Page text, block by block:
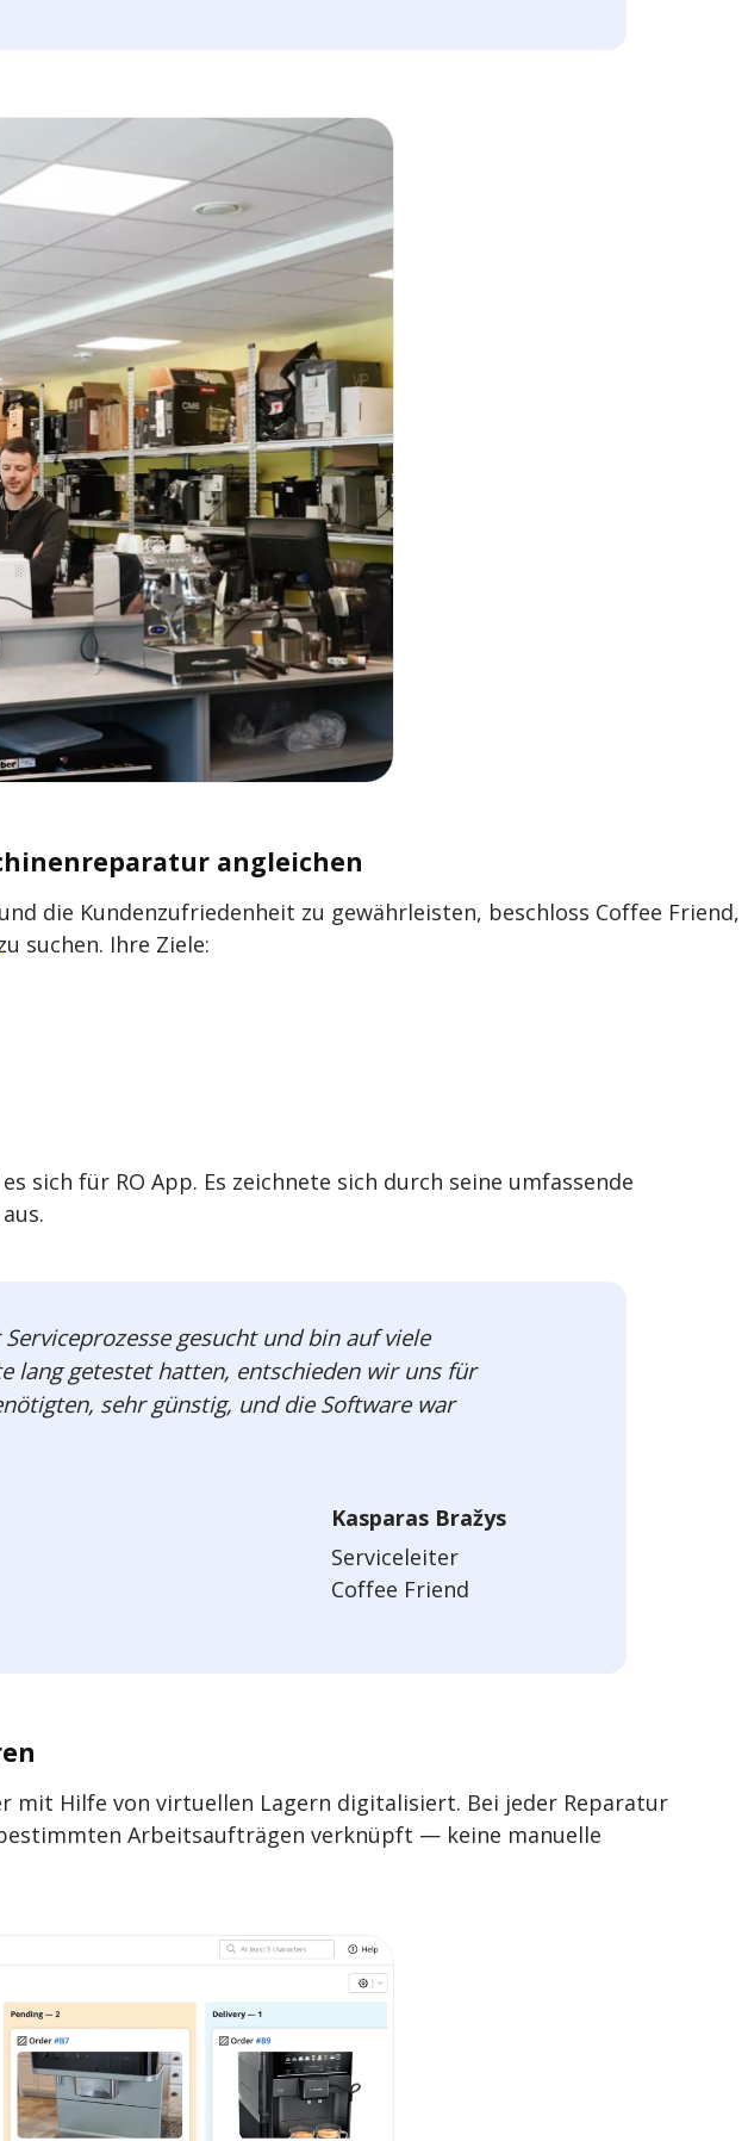
angleichen
die Kundenzufriedenheit zu gewährleisten, beschloss Coffee Friend,
suchen. Ihre Ziele:
sich für RO App. Es zeichnete sich durch seine umfassende
gesucht und bin auf viele
lang getestet hatten, entschieden wir uns für
sehr günstig, und die Software war
Kasparas Bražys
Serviceleiter
Coffee Friend
mit Hilfe von virtuellen Lagern digitalisiert. Bei jeder Reparatur
Arbeitsaufträgen verknüpft — keine manuelle